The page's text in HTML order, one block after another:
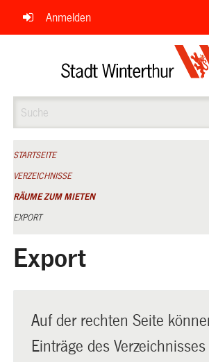
Navigation
überspringen
Anmelden
STARTSEITE
VERZEICHNISSE
RÄUME ZUM MIETEN
EXPORT
Export
Auf der rechten Seite
Einträge des